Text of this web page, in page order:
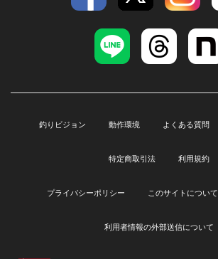
釣りビジョン 動作環境 よくある質問
特定商取引法 利用規約
プライバシーポリシー このサイトについて
利用者情報の外部送信について